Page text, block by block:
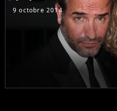
9 octobre 2014